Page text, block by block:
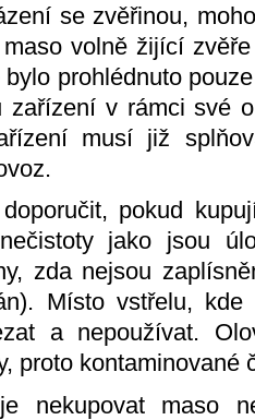
se zvěřinou,
volně žijící
prohlédnuto
zařízení v rámci své
musí již
pokud
jako jsou
zda nejsou
Místo vstřelu,
a nepoužívat.
proto kontaminované
nekupovat maso